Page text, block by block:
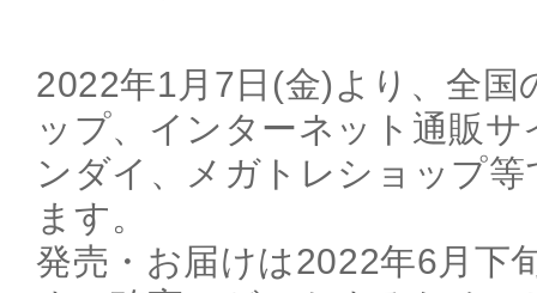
2022年1月7日(金)より、全
ップ、インターネット通販
ンダイ、メガトレショップ
ます。
発売・お届けは2022年6月下